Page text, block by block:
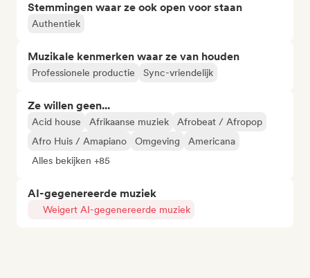
Stemmingen waar ze ook open voor staan
Authentiek
Muzikale kenmerken waar ze van houden
Professionele productie Sync-vriendelijk
Ze willen geen...
Acid house Afrikaanse muziek
Afrobeat / Afropop
Afro Huis / Amapiano
Omgeving
Americana
Alles bekijken +85
AI-gegenereerde muziek
Weigert AI-gegenereerde muziek